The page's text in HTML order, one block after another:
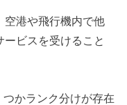
空港や飛行機内で他
ビスを受けること
かランク分けが存在